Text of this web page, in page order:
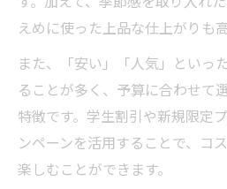
えめに使った上品な仕上がりも
また、「安い」「人気」といっ
ることが多く、予算に合わせて
特徴です。学生割引や新規限定
ンペーンを活用することで、コ
楽しむことができます。